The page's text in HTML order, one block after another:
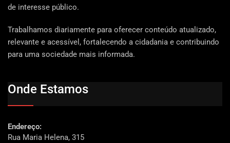
de interesse público.
Trabalhamos diariamente para oferecer conteúdo atualizado,
relevante e acessível, fortalecendo a cidadania e contribuindo
para uma sociedade mais informada.
Onde Estamos
Endereço:
Rua Maria Helena, 315